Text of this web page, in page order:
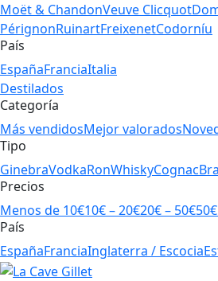
Moët & ChandonVeuve Clicquot
PérignonRuinartFreixenetCodorníu
País
EspañaFranciaItalia
Destilados
Categoría
Más vendidosMejor valorados
Tipo
GinebraVodkaRonWhiskyCognac
Precios
Menos de 10€10€ – 20€20€ – 50€
País
EspañaFranciaInglaterra / Escocia